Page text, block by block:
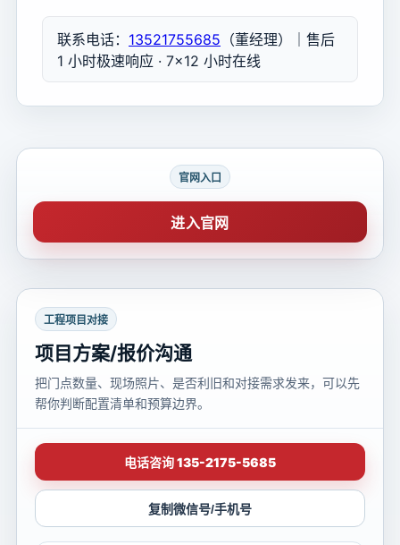
联系电话： 13521755685 （董经理）｜售后
1 小时极速响应 · 7×12 小时在线
官网入口
进入官网
工程项目对接
项目方案/报价沟通
把门点数量、现场照片、是否利旧和对接需求发来，可以先
帮你判断配置清单和预算边界。
电话咨询 135-2175-5685
复制微信号/手机号